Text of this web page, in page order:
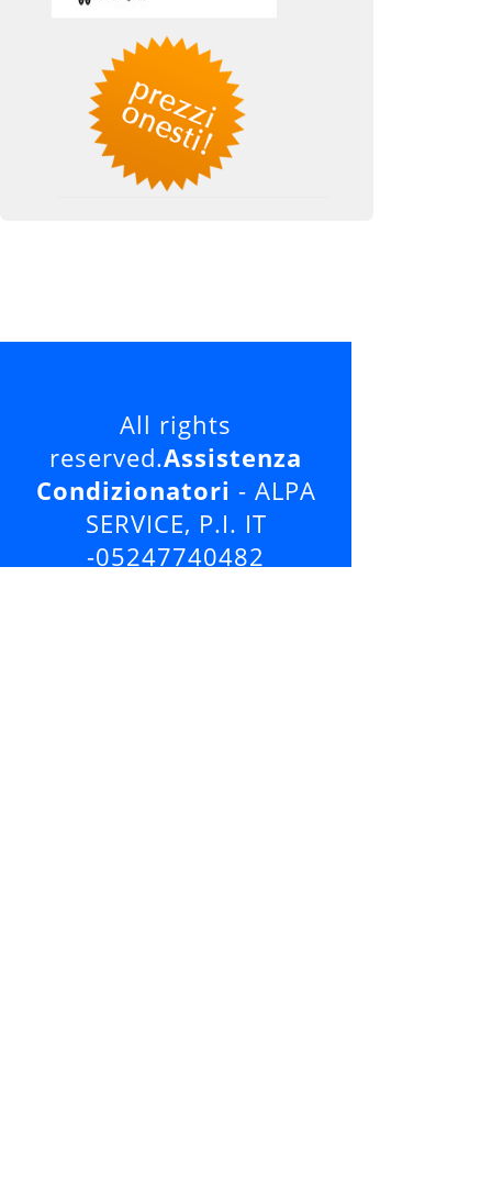
All rights
reserved.Assistenza
Condizionatori - ALPA
SERVICE, P.I. IT
-05247740482